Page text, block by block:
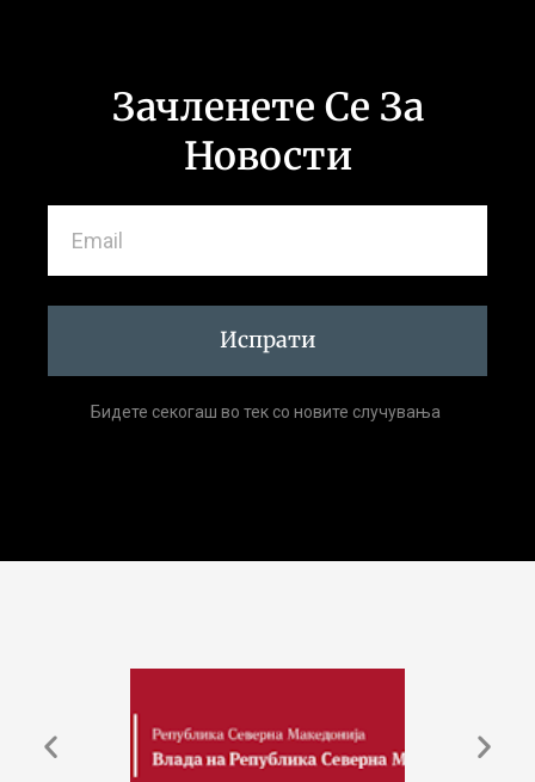
Зачленете Се За
Новости
Испрати
Бидете секогаш во тек со новите случувања